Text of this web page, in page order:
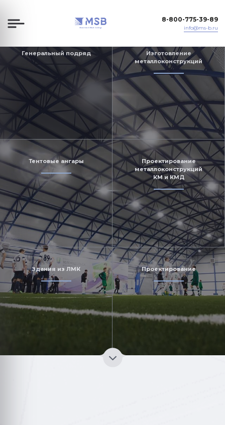
8-800-775-39-89
info@ms-b.ru
Генеральный подряд
Изготовление
металлоконструкций
Тентовые ангары
Проектирование
металлоконструкций
КМ и КМД
Здания из ЛМК Проектирование